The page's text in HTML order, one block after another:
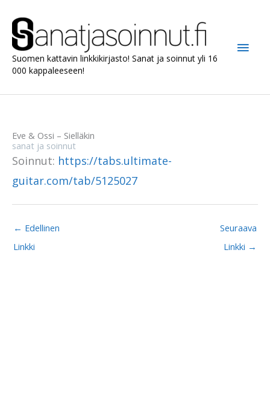
sisältöön
Suomen kattavin linkkikirjasto! Sanat ja soinnut yli 16
000 kappaleeseen!
Eve & Ossi – Sielläkin
sanat ja soinnut
Soinnut: https://tabs.ultimate-
guitar.com/tab/5125027
← Edellinen
Linkki
Seuraava
Linkki →